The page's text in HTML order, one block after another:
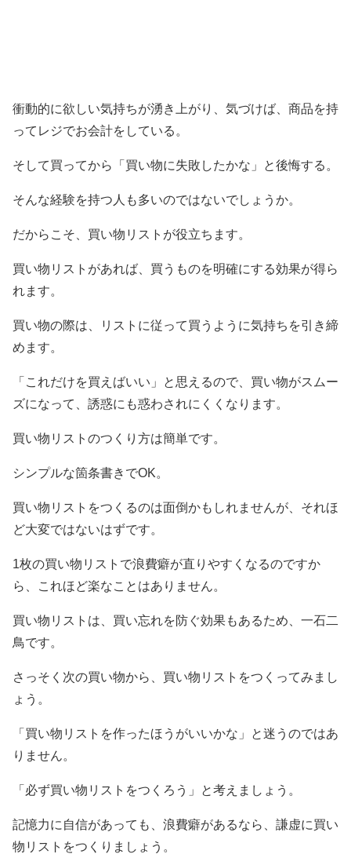
衝動的に欲しい気持ちが湧き上がり、気づけば、商品を持
ってレジでお会計をしている。
そして買ってから「買い物に失敗したかな」と後悔する。
そんな経験を持つ人も多いのではないでしょうか。
だからこそ、買い物リストが役立ちます。
買い物リストがあれば、買うものを明確にする効果が得ら
れます。
買い物の際は、リストに従って買うように気持ちを引き締
めます。
「これだけを買えばいい」と思えるので、買い物がスムー
ズになって、誘惑にも惑わされにくくなります。
買い物リストのつくり方は簡単です。
シンプルな箇条書きでOK。
買い物リストをつくるのは面倒かもしれませんが、それほ
ど大変ではないはずです。
1枚の買い物リストで浪費癖が直りやすくなるのですか
ら、これほど楽なことはありません。
買い物リストは、買い忘れを防ぐ効果もあるため、一石二
鳥です。
さっそく次の買い物から、買い物リストをつくってみまし
ょう。
「買い物リストを作ったほうがいいかな」と迷うのではあ
りません。
「必ず買い物リストをつくろう」と考えましょう。
記憶力に自信があっても、浪費癖があるなら、謙虚に買い
物リストをつくりましょう。